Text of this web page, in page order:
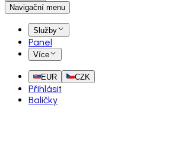
Navigační menu
Služby
Panel
Více
EUR CZK
Přihlásit
Balíčky